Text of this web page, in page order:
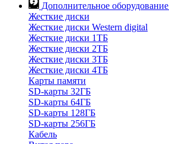
Дополнительное оборудование
Жесткие диски
Жесткие диски Western digital
Жесткие диски 1ТБ
Жесткие диски 2ТБ
Жесткие диски 3ТБ
Жесткие диски 4ТБ
Карты памяти
SD-карты 32ГБ
SD-карты 64ГБ
SD-карты 128ГБ
SD-карты 256ГБ
Кабель